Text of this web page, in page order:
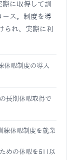
に取得して訓
ース。制度を導
られ、実際に利
休暇制度の導入
長期休暇取得で
休暇制度を就業
めの休暇を5日以